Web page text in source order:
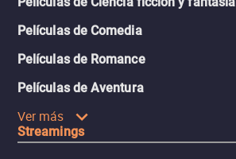
Películas de Comedia
Películas de Romance
Películas de Aventura
Ver más
Streamings